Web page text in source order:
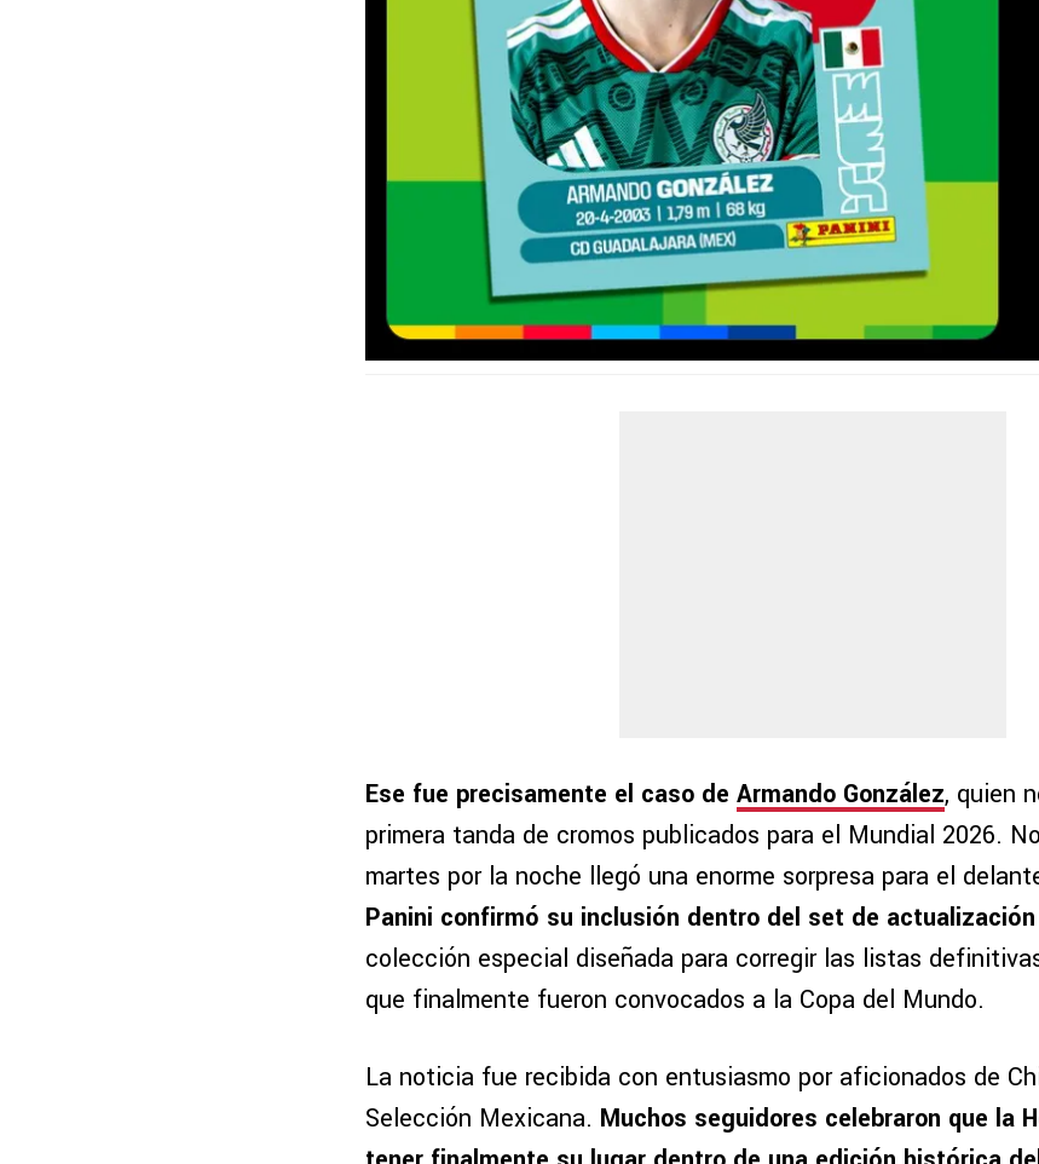
Ese fue precisamente el caso de Armando González, quien
primera tanda de cromos publicados para el Mundial 2026.
martes por la noche llegó una enorme sorpresa para el
Panini confirmó su inclusión dentro del set de
colección especial diseñada para corregir las listas
que finalmente fueron convocados a la Copa del Mundo.
La noticia fue recibida con entusiasmo por aficionados de
Selección Mexicana. Muchos seguidores celebraron que la